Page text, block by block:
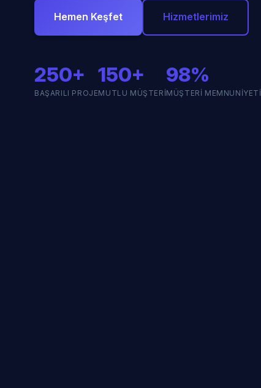
Hemen Keşfet Hizmetlerimiz
250+
BAŞARILI PROJE
150+
MUTLU MÜŞTERI
98%
MÜŞTERI MEMNUNIYETI